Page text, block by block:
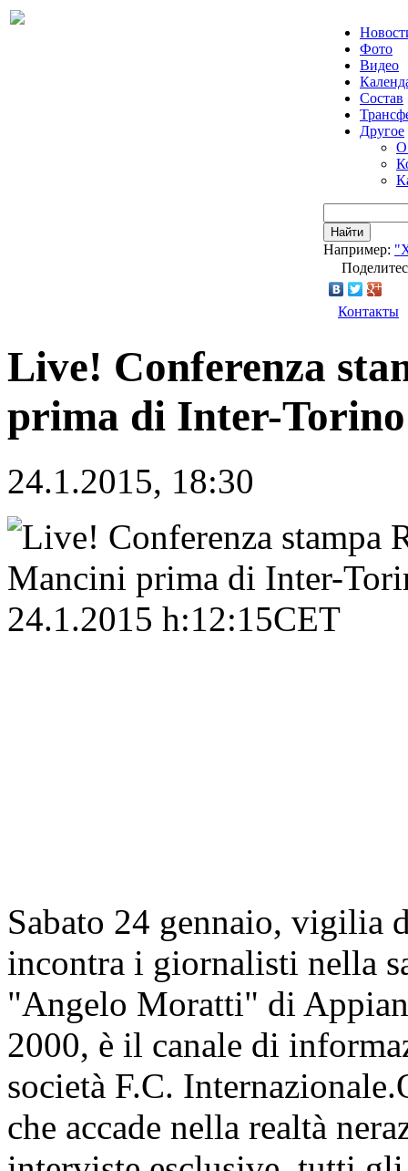
Фото
Видео
Состав
Другое
О
Найти
Например:
Контакты
Live! Conferenza
prima di Inter-
24.1.2015, 18:30
Sabato 24 gennaio, vigilia
incontra i giornalisti nella
"Angelo Moratti" di
2000, è il canale di
società F.C.
che accade nella realtà